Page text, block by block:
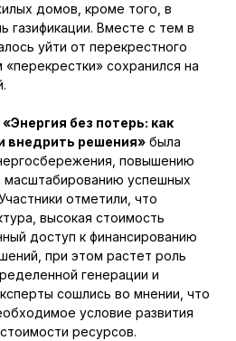
домов, кроме того, в
газификации. Вместе с тем в
уйти от перекрестного
сохранился на
без потерь: как
внедрить решения» была
повышению
масштабированию успешных
отметили, что
высокая стоимость
доступ к финансированию
при этом растет роль
генерации и
сошлись во мнении, что
условие развития
ресурсов.